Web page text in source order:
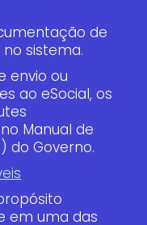
de
sistema.
envio ou
ao eSocial, os
Manual de
do Governo.
em uma das